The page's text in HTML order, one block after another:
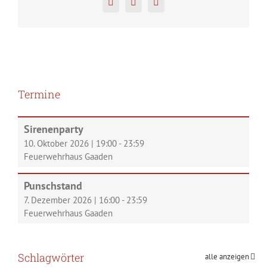
FacebookTwitterPinterest
Termine
Sirenenparty
10. Oktober 2026 | 19:00 - 23:59
Feuerwehrhaus Gaaden
Punschstand
7. Dezember 2026 | 16:00 - 23:59
Feuerwehrhaus Gaaden
alle anzeigen
Schlagwörter